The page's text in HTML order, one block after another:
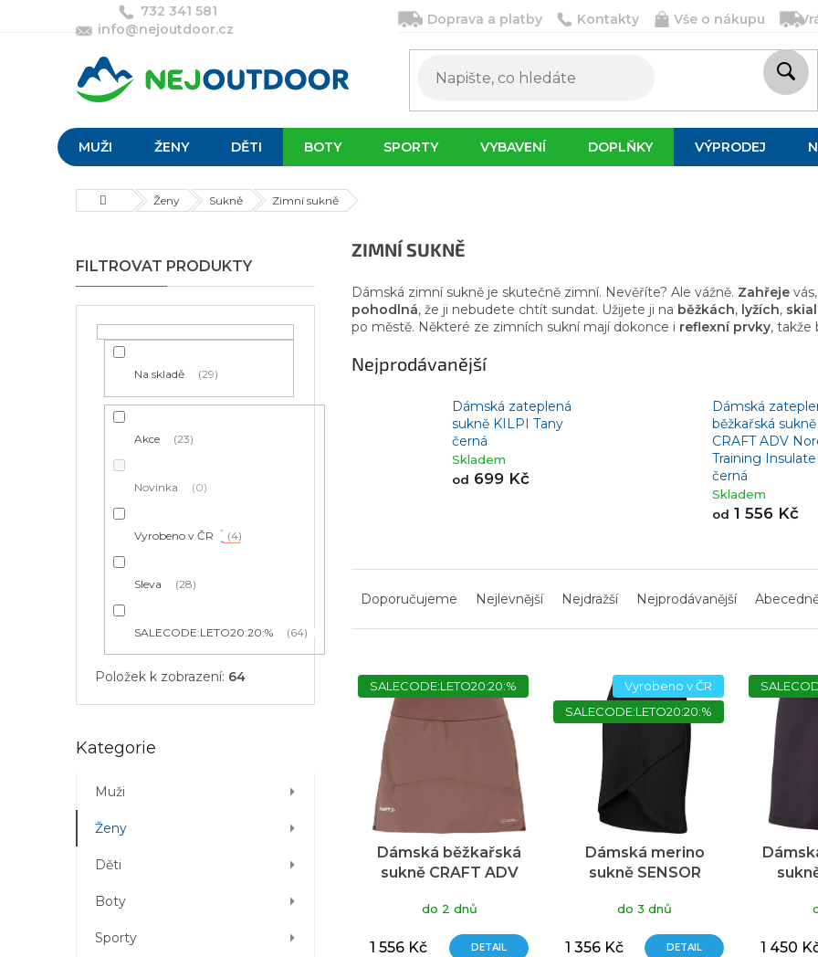
732 341 581
info@nejoutdoor.cz
Doprava a platby Kontakty Vše o nákupu
MUŽI ŽENY DĚTI BOTY SPORTY VYBAVENÍ DOPLŇKY VÝPRODEJ
DomůŽeny Sukně Zimní sukně
o
s
t
Na skladě 29
Akce 23
Novinka 0
Vyrobeno v ČR 4
Sleva 28
SALECODE:LETO20:20:% 64
Položek k zobrazení: 64
Přeskočit
Kategorie
Muži
Ženy
Děti
Boty
Sporty
ZIMNÍ SUKNĚ
Dámská zimní sukně je skutečně zimní. Nevěříte? Ale vážně. Zahřeje
pohodlná, že ji nebudete chtít sundat. Užijete ji na běžkách, lyžích,
po městě. Některé ze zimních sukní mají dokonce i reflexní prvky, takže
Nejprodávanější
Dámská zateplená
sukně KILPI Tany
černá
Skladem
od 699 Kč
Dámská
běžkařská sukně
CRAFT ADV
Training
černá
Skladem
od 1 556 Kč
p
Doporučujeme Nejlevnější Nejdražší Nejprodávanější
SALECODE:LETO20:20:%
Dámská běžkařská
sukně CRAFT ADV
Insulate - červená
do 2 dnů
1 556 Kč DETAIL
Vyrobeno v ČR
SALECODE:LETO20:20:%
Dámská merino
sukně SENSOR
do 3 dnů
1 356 Kč DETAIL 1 450